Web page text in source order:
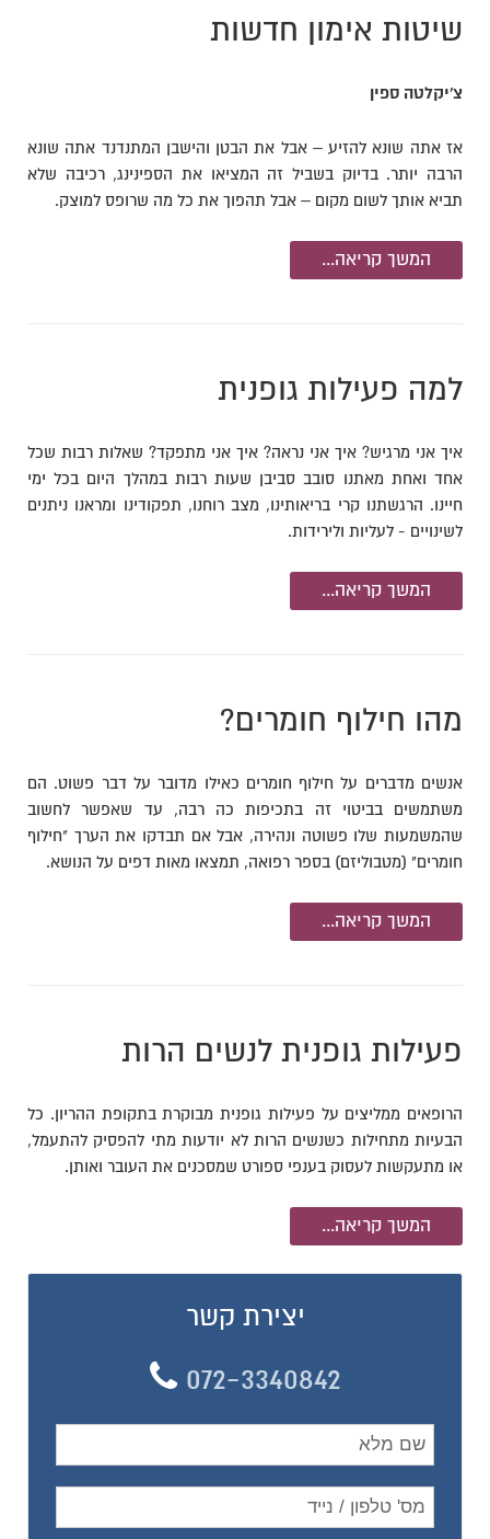
שיטות אימון חדשות
צ'יקלטה ספין
אז אתה שונא להזיע – אבל את הבטן והישבן המתנדנד אתה שונא
הרבה יותר. בדיוק בשביל זה המציאו את הספינינג, רכיבה שלא
תביא אותך לשום מקום – אבל תהפוך את כל מה שרופס למוצק.
המשך קריאה...
למה פעילות גופנית
איך אני מרגיש? איך אני נראה? איך אני מתפקד? שאלות רבות שכל
אחד ואחת מאתנו סובב סביבן שעות רבות במהלך היום בכל ימי
חיינו. הרגשתנו קרי בריאותינו, מצב רוחנו, תפקודינו ומראנו ניתנים
לשינויים - לעליות ולירידות.
המשך קריאה...
מהו חילוף חומרים?
אנשים מדברים על חילוף חומרים כאילו מדובר על דבר פשוט. הם
משתמשים בביטוי זה בתכיפות כה רבה, עד שאפשר לחשוב
שהמשמעות שלו פשוטה ונהירה, אבל אם תבדקו את הערך "חילוף
חומרים" (מטבוליזם) בספר רפואה, תמצאו מאות דפים על הנושא.
המשך קריאה...
פעילות גופנית לנשים הרות
הרופאים ממליצים על פעילות גופנית מבוקרת בתקופת ההריון. כל
הבעיות מתחילות כשנשים הרות לא יודעות מתי להפסיק להתעמל,
או מתעקשות לעסוק בענפי ספורט שמסכנים את העובר ואותן.
המשך קריאה...
יצירת קשר
072-3340842